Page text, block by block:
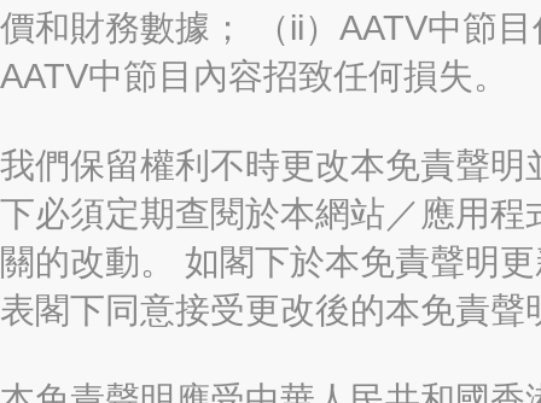
價和財務數據； （ii）AATV中節
AATV中節目內容招致任何損失。
我們保留權利不時更改本免責聲
下必須定期查閱於本網站／應用
關的改動。 如閣下於本免責聲明
表閣下同意接受更改後的本免責聲